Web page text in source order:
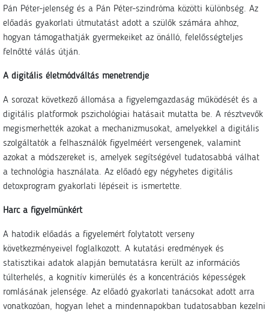
Pán Péter-jelenség és a Pán Péter-szindróma közötti különbség. Az
előadás gyakorlati útmutatást adott a szülők számára ahhoz,
hogyan támogathatják gyermekeiket az önálló, felelősségteljes
felnőtté válás útján.
A digitális életmódváltás menetrendje
A sorozat következő állomása a figyelemgazdaság működését és a
digitális platformok pszichológiai hatásait mutatta be. A résztvevők
megismerhették azokat a mechanizmusokat, amelyekkel a digitális
szolgáltatók a felhasználók figyelméért versengenek, valamint
azokat a módszereket is, amelyek segítségével tudatosabbá válhat
a technológia használata. Az előadó egy négyhetes digitális
detoxprogram gyakorlati lépéseit is ismertette.
Harc a figyelmünkért
A hatodik előadás a figyelemért folytatott verseny
következményeivel foglalkozott. A kutatási eredmények és
statisztikai adatok alapján bemutatásra került az információs
túlterhelés, a kognitív kimerülés és a koncentrációs képességek
romlásának jelensége. Az előadó gyakorlati tanácsokat adott arra
vonatkozóan, hogyan lehet a mindennapokban tudatosabban kezelni